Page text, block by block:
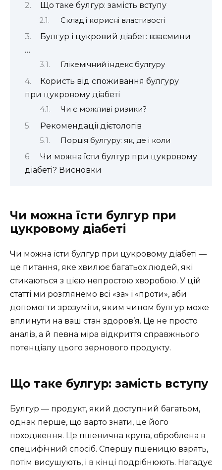
Що таке булгур: замість вступу
Склад і корисні властивості
Булгур і цукровий діабет: взаємини
…
Глікемічний індекс булгуру
Користь від споживання булгуру
при цукровому діабеті
Чи є можливі ризики?
Рекомендації дієтологів
Порція булгуру: як, де і коли
Чи можна їсти булгур при цукровому
діабеті? Висновки
Чи можна їсти булгур при
цукровому діабеті
Чи можна їсти булгур при цукровому діабеті —
це питання, яке хвилює багатьох людей, які
стикаються з цією непростою хворобою. У цій
статті ми розглянемо всі «за» і «проти», аби
допомогти зрозуміти, яким чином булгур може
вплинути на ваш стан здоров’я. Це не просто
аналіз, а й певна міра відкриття справжнього
потенціалу цього зернового продукту.
Що таке булгур: замість вступу
Булгур — продукт, який доступний багатьом,
однак перше, що варто знати, це його
походження. Це пшенична крупа, оброблена в
специфічний спосіб. Спершу пшеницю варять,
потім висушують, і в кінці подрібнюють. Нагадує